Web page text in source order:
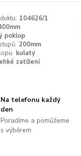
104626/1
poklop
200mm
kulatý
zatížení
Na telefonu každý
den
Poradíme a pomůžeme
s výběrem